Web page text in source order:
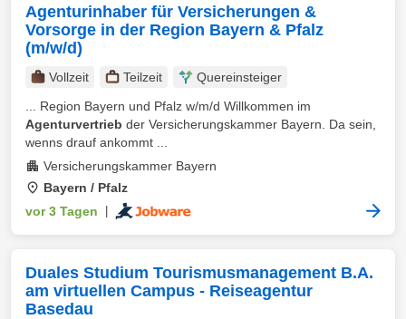
Agenturinhaber für Versicherungen &
Vorsorge in der Region Bayern & Pfalz
(m/w/d)
Vollzeit Teilzeit
Quereinsteiger
... Region Bayern und Pfalz w/m/d Willkommen im
Agenturvertrieb der Versicherungskammer Bayern. Da sein,
wenns drauf ankommt ...
Versicherungskammer Bayern
Bayern / Pfalz
vor 3 Tagen
Duales Studium Tourismusmanagement B.A.
am virtuellen Campus - Reiseagentur
Basedau